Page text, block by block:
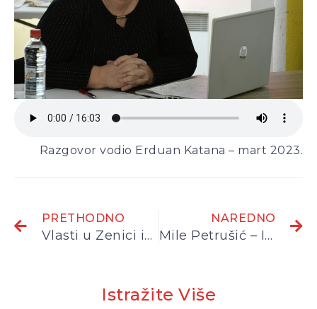
Razgovor vodio Erduan Katana – mart 2023.
PRETHODNO
Vlasti u Zenici ignorišu proteste rudara
NAREDNO
Mile Petrušić – Incel je bio banka Bosne i Hercegovine
Istražite Više